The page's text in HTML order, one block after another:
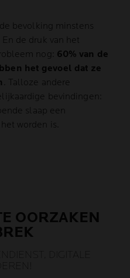
bevolking minstens
de druk van het
nog: 60% van de
het gevoel dat ze
. Talloze andere
bevindingen:
slaap een
worden is.
OORZAKEN